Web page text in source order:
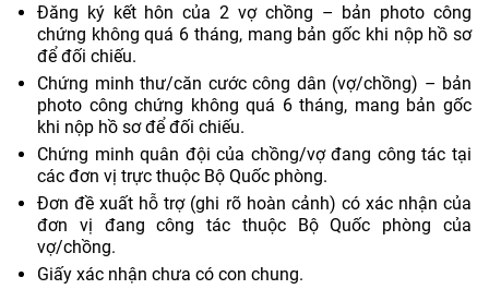
Đăng ký kết hôn của 2 vợ chồng – bản photo công
chứng không quá 6 tháng, mang bản gốc khi nộp hồ sơ
để đối chiếu.
Chứng minh thư/căn cước công dân (vợ/chồng) – bản
photo công chứng không quá 6 tháng, mang bản gốc
khi nộp hồ sơ để đối chiếu.
Chứng minh quân đội của chồng/vợ đang công tác tại
các đơn vị trực thuộc Bộ Quốc phòng.
Đơn đề xuất hỗ trợ (ghi rõ hoàn cảnh) có xác nhận của
đơn vị đang công tác thuộc Bộ Quốc phòng của
vợ/chồng.
Giấy xác nhận chưa có con chung.